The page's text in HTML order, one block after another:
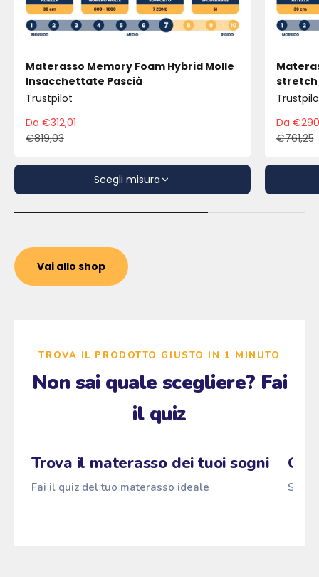
Materasso Memory Foam Hybrid Molle
Insacchettate Pascià
Trustpilot
Prezzo scontato
Da €312,01
Prezzo
€819,03
Scegli misura
stretch
Da
€761,25
Vai allo shop
TROVA IL PRODOTTO GIUSTO IN 1 MINUTO
Non sai quale scegliere? Fai
il quiz
Trova il materasso dei tuoi sogni
Fai il quiz del tuo materasso ideale